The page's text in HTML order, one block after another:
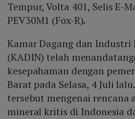
Tempur, Volta 401, Selis E-
PEV30M1 (Fox-R).
Kamar Dagang dan Industri
(KADIN) telah
kesepahaman dengan
Barat pada Selasa, 4 Juli
tersebut mengenai rencana
mineral kritis di Indonesia